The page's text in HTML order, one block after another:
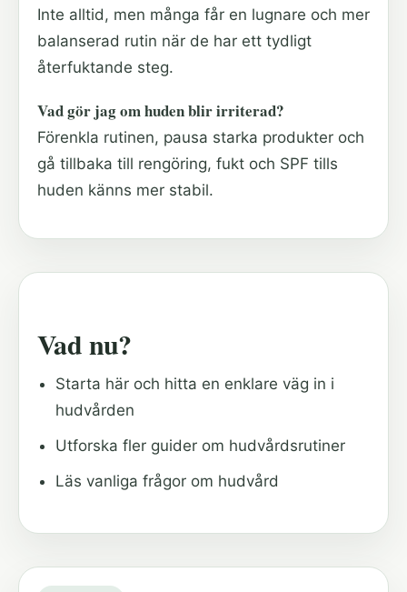
Inte alltid, men många får en lugnare och mer
balanserad rutin när de har ett tydligt
återfuktande steg.
Vad gör jag om huden blir irriterad?
Förenkla rutinen, pausa starka produkter och
gå tillbaka till rengöring, fukt och SPF tills
huden känns mer stabil.
Vad nu?
Starta här och hitta en enklare väg in i
hudvården
Utforska fler guider om hudvårdsrutiner
Läs vanliga frågor om hudvård